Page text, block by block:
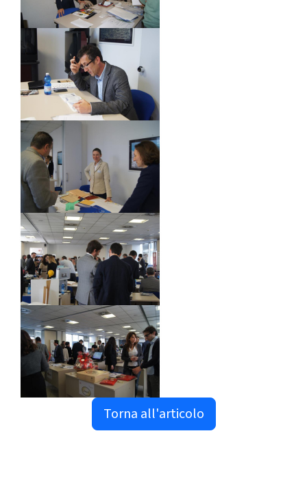
Torna all'articolo